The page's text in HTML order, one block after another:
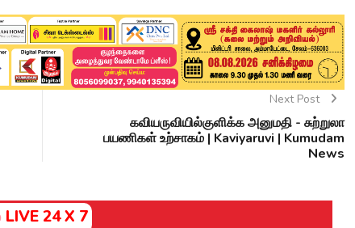
Next Post
கவியருவியில்குளிக்க அனுமதி - சுற்றுலா
பயணிகள் உற்சாகம் | Kaviyaruvi | Kumudam
News
LIVE 24 X 7